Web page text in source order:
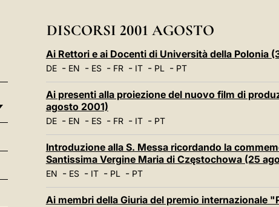
DISCORSI 2001 AGOSTO
Ai Rettori e ai Docenti di Università della Polonia
DE- EN - ES- FR- IT- PL- PT
Ai presenti alla proiezione del nuovo film di
agosto 2001)
DE- EN - ES- FR- IT- PT
Introduzione alla S. Messa ricordando la
Santissima Vergine Maria di Częstochowa (25
EN - ES- IT- PL- PT
Ai membri della Giuria del premio internazionale